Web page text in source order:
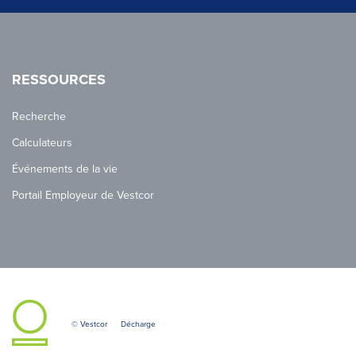
RESSOURCES
Recherche
Calculateurs
Événements de la vie
Portail Employeur de Vestcor
© Vestcor Décharge